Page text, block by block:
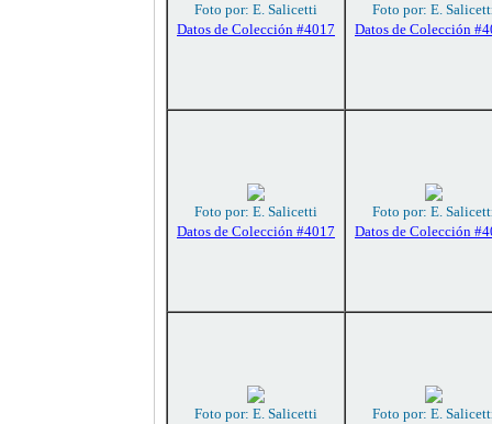
Foto por: E. Salicetti
Datos de Colección #4017
Foto por: E.
Datos de Colección
Foto por: E. Salicetti
Datos de Colección #4017
Foto por: E.
Datos de Colección
Foto por: E. Salicetti
Foto por: E.